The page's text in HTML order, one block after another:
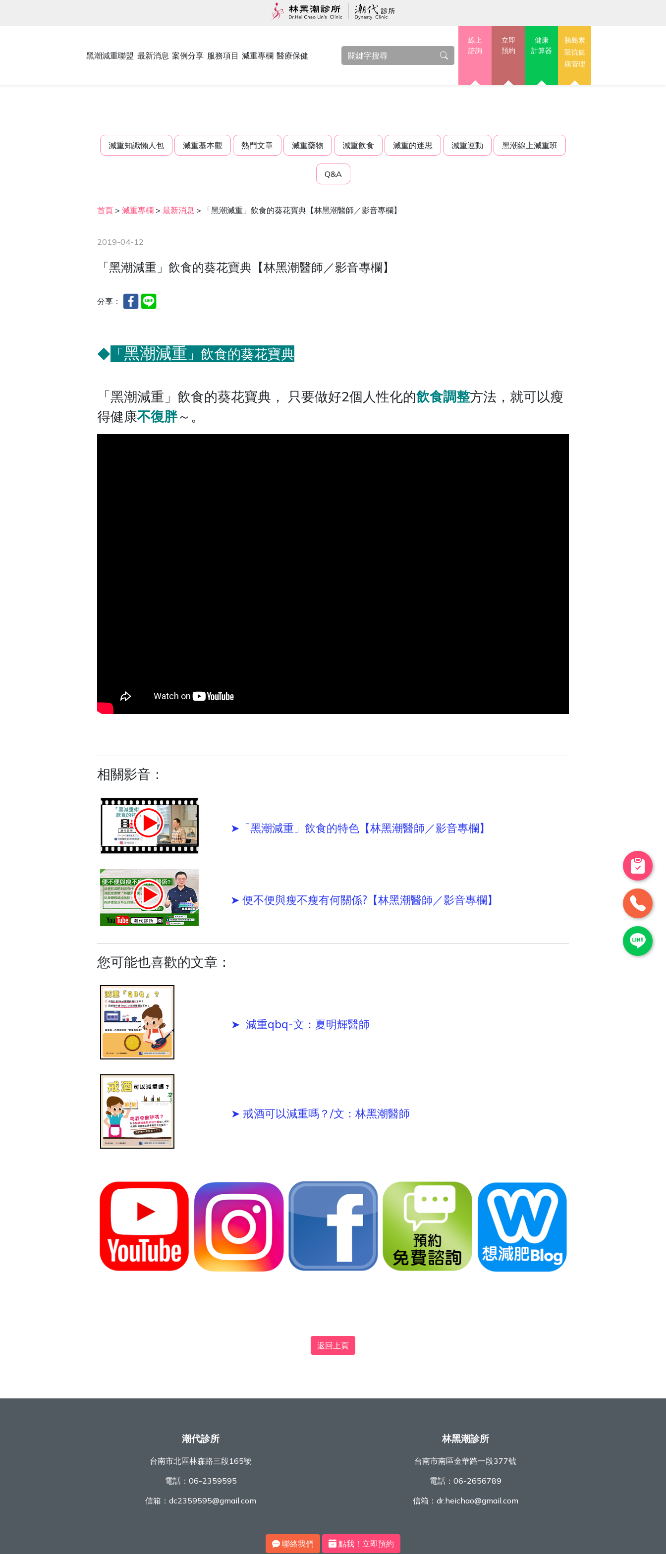
黑潮減重聯盟 最新消息 案例分享 服務項目 減重專欄 醫療保健
線上
諮詢
立即
預約
健康
計算器
胰島素
阻抗健
康管理
減重知識懶人包 減重基本觀 熱門文章 減重藥物 減重飲食 減重的迷思 減重運動 黑潮線上減重班
Q&A
首頁 >減重專欄 >最新消息 > 「黑潮減重」飲食的葵花寶典【林黑潮醫師／影音專欄】
2019-04-12
「黑潮減重」飲食的葵花寶典【林黑潮醫師／影音專欄】
分享：
◆ 「黑潮減重 」飲食的葵花寶典
「黑潮減重 」飲食的葵花寶典， 只要做好2個人性化的飲食調整方法，就可以瘦
得健康不復胖～。
相關影音：
➤「黑潮減重」飲食的特色【林黑潮醫師／影音專欄】
➤ 便不便與瘦不瘦有何關係?【林黑潮醫師／影音專欄】
您可能也喜歡的文章：
➤ 減重qbq-文：夏明輝醫師
➤ 戒酒可以減重嗎？/文：林黑潮醫師
返回上頁
潮代診所
台南市北區林森路三段165號
電話： 06-2359595
信箱： dc2359595@gmail.com
林黑潮診所
台南市南區金華路一段377號
電話： 06-2656789
信箱： dr.heichao@gmail.com
聯絡我們 點我！立即預約